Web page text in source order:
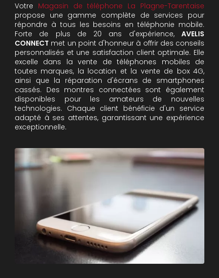
Votre Magasin de téléphone La Plagne-Tarentaise
propose une gamme complète de services pour
répondre à tous les besoins en téléphonie mobile.
Forte de plus de 20 ans d'expérience, AVELIS
CONNECT met un point d'honneur à offrir des conseils
personnalisés et une satisfaction client optimale. Elle
excelle dans la vente de téléphones mobiles de
toutes marques, la location et la vente de box 4G,
ainsi que la réparation d'écrans de smartphones
cassés. Des montres connectées sont également
disponibles pour les amateurs de nouvelles
technologies. Chaque client bénéficie d'un service
adapté à ses attentes, garantissant une expérience
exceptionnelle.